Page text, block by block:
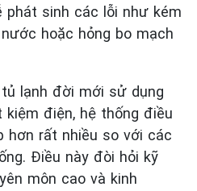
phát sinh các lỗi như kém
hoặc hỏng bo mạch
lạnh đời mới sử dụng
điện, hệ thống điều
hơn rất nhiều so với các
Điều này đòi hỏi kỹ
môn cao và kinh